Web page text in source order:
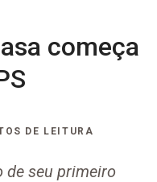
começa
DE LEITURA
de seu primeiro